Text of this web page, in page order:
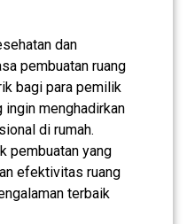
dan
pembuatan ruang
bagi para pemilik
ingin menghadirkan
di rumah.
pembuatan yang
efektivitas ruang
terbaik